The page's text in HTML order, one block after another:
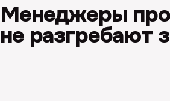
Менеджеры
не разгребают